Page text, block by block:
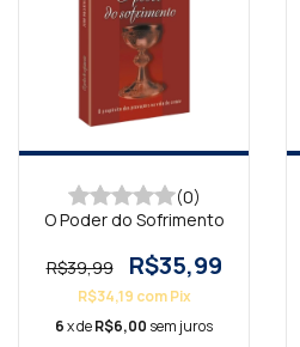
(0)
O Poder do Sofrimento
R$39,99 R$35,99
R$34,19 com Pix
6x deR$6,00 sem juros